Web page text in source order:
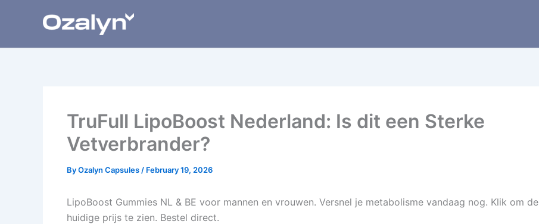
TruFull LipoBoost Nederland: Is dit een Sterke
Vetverbrander?
ByOzalyn Capsules / February 19, 2026
LipoBoost Gummies NL & BE voor mannen en vrouwen. Versnel je metabolisme vandaag nog. Klik om de
huidige prijs te zien. Bestel direct.